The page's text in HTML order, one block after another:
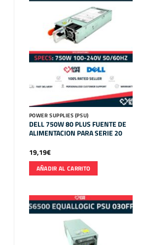
POWER SUPPLIES (PSU)
DELL 750W 80 PLUS FUENTE DE
ALIMENTACION PARA SERIE 20
19,19€
AÑADIR AL CARRITO